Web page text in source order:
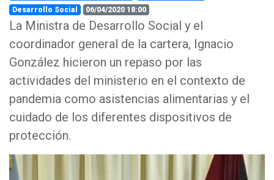
Desarrollo Social
06/04/2020 18:00
La Ministra de Desarrollo Social y el
coordinador general de la cartera, Ignacio
González hicieron un repaso por las
actividades del ministerio en el contexto de
pandemia como asistencias alimentarias y el
cuidado de los diferentes dispositivos de
protección.